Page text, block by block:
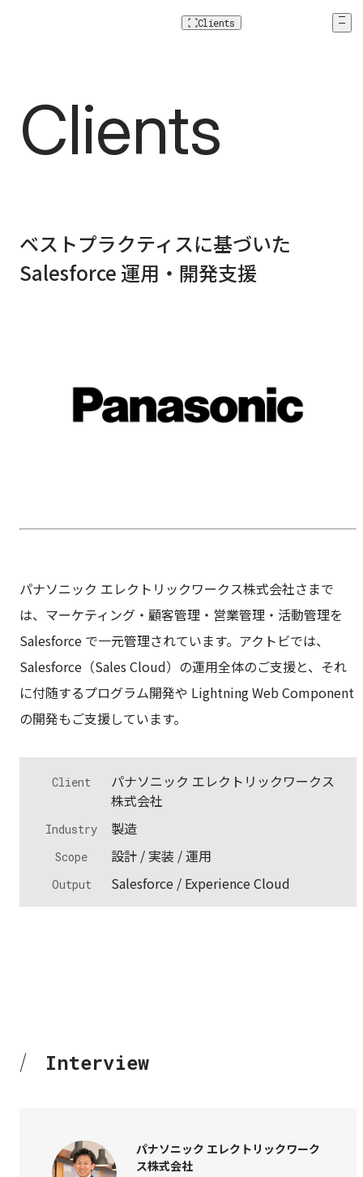
Clients
Clients
Clients
ベストプラクティスに基づいた
Salesforce 運用・開発支援
パナソニック エレクトリックワークス株式会社さまで
は、マーケティング・顧客管理・営業管理・活動管理を
Salesforce で一元管理されています。アクトビでは、
Salesforce（Sales Cloud）の運用全体のご支援と、それ
に付随するプログラム開発や Lightning Web Component
の開発もご支援しています。
概要
Client
パナソニック エレクトリックワークス
株式会社
Industry 製造
Scope 設計 / 実装 / 運用
Output Salesforce / Experience Cloud
Interview
Interview
パナソニック エレクトリックワーク
ス株式会社